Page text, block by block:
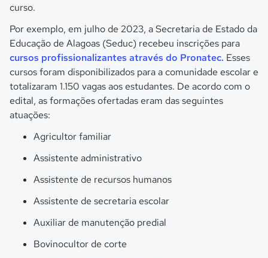
curso.
Por exemplo, em julho de 2023, a Secretaria de Estado da
Educação de Alagoas (Seduc) recebeu inscrições para
cursos profissionalizantes através do Pronatec. Esses
cursos foram disponibilizados para a comunidade escolar e
totalizaram 1.150 vagas aos estudantes. De acordo com o
edital, as formações ofertadas eram das seguintes
atuações:
Agricultor familiar
Assistente administrativo
Assistente de recursos humanos
Assistente de secretaria escolar
Auxiliar de manutenção predial
Bovinocultor de corte